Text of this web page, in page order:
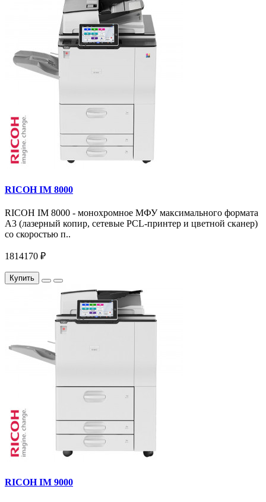
RICOH IM 8000
RICOH IM 8000 - монохромное МФУ максимального формата
А3 (лазерный копир, сетевые PCL-принтер и цветной сканер)
со скоростью п..
1814170 ₽
Купить
RICOH IM 9000